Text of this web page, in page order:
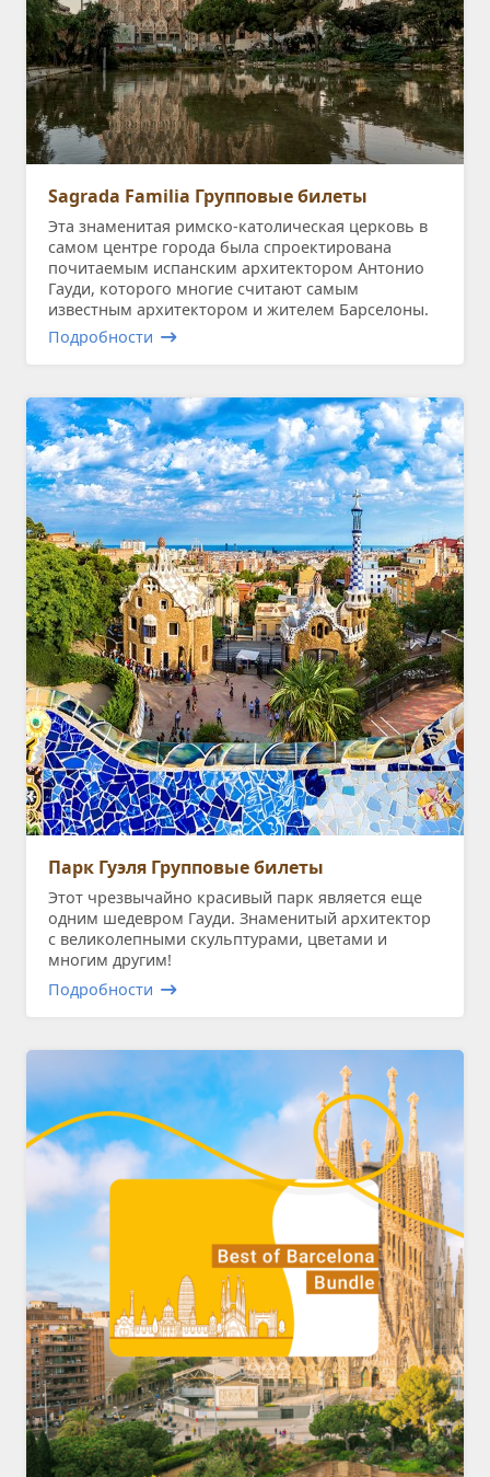
Sagrada Familia Групповые билеты
Эта знаменитая римско-католическая церковь в
самом центре города была спроектирована
почитаемым испанским архитектором Антонио
Гауди, которого многие считают самым
известным архитектором и жителем Барселоны.
Подробности
Парк Гуэля Групповые билеты
Этот чрезвычайно красивый парк является еще
одним шедевром Гауди. Знаменитый архитектор
с великолепными скульптурами, цветами и
многим другим!
Подробности